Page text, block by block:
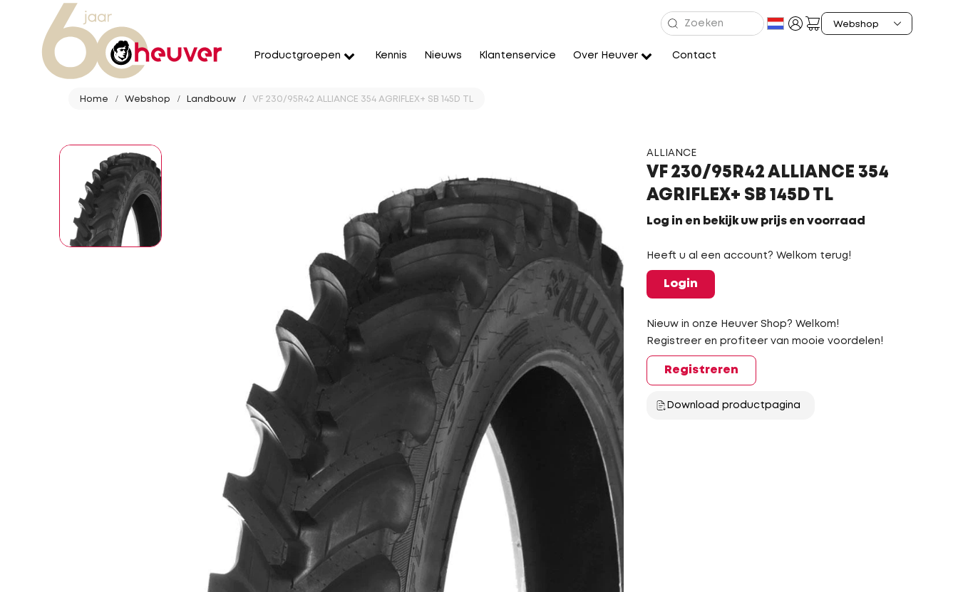
Productgroepen Kennis Nieuws Klantenservice Over Heuver Contact
Home Webshop Landbouw VF 230/95R42 ALLIANCE 354 AGRIFLEX+ SB 145D TL
ALLIANCE
VF 230/95R42 ALLIANCE 354
AGRIFLEX+ SB 145D TL
Log in en bekijk uw prijs en voorraad
Heeft u al een account? Welkom terug!
Login
Nieuw in onze Heuver Shop? Welkom!
Registreer en profiteer van mooie voordelen!
Registreren
Download productpagina